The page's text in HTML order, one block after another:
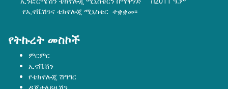
ምርምር
ኢኖቬሽን
የቴክኖሎጂ ሽግግር
ዲጂታላይዜሽን